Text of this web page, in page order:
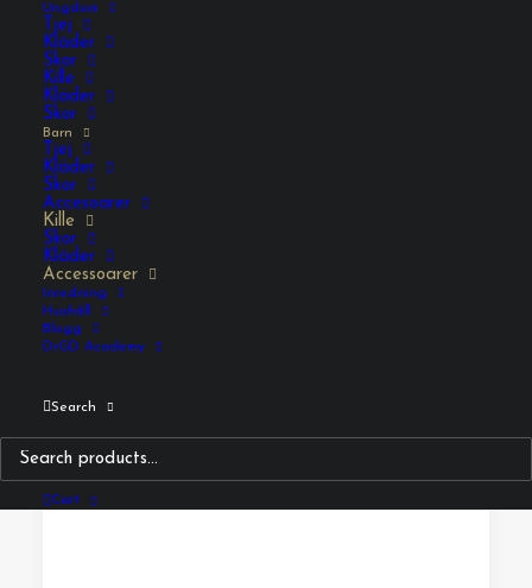
Ungdom
Tjej
Kläder
Skor
Kille
Kläder
Skor
Barn
Tjej
Kläder
Skor
Accesoarer
Kille
Skor
Kläder
Accessoarer
Inredning
Hushåll
Blogg
DrGD Academy
Search
Cart